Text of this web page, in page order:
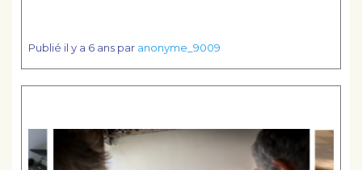
Publié il y a 6 anspar anonyme_9009